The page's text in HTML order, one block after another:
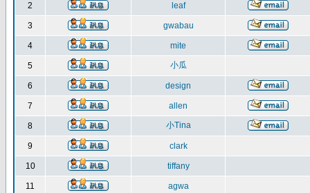
2 leaf
3 gwabau
4 mite
5 小瓜
6 design
7 allen
8 小Tina
9 clark
10 tiffany
11 agwa